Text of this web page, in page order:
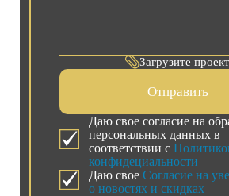
Загрузите проект
Отправить
Даю свое согласие на
персональных данных в
соответствии с
конфидециальности
Даю свое Согласие на
о новостях и скидках